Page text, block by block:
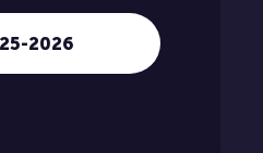
2026